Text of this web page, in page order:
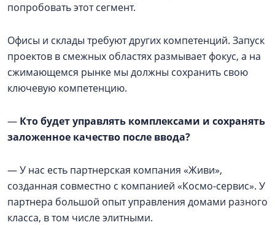
попробовать этот сегмент.
Офисы и склады требуют других компетенций. Запуск
проектов в смежных областях размывает фокус, а на
сжимающемся рынке мы должны сохранить свою
ключевую компетенцию.
— Кто будет управлять комплексами и сохранять
заложенное качество после ввода?
— У нас есть партнерская компания «Живи»,
созданная совместно с компанией «Космо-сервис». У
партнера большой опыт управления домами разного
класса, в том числе элитными.